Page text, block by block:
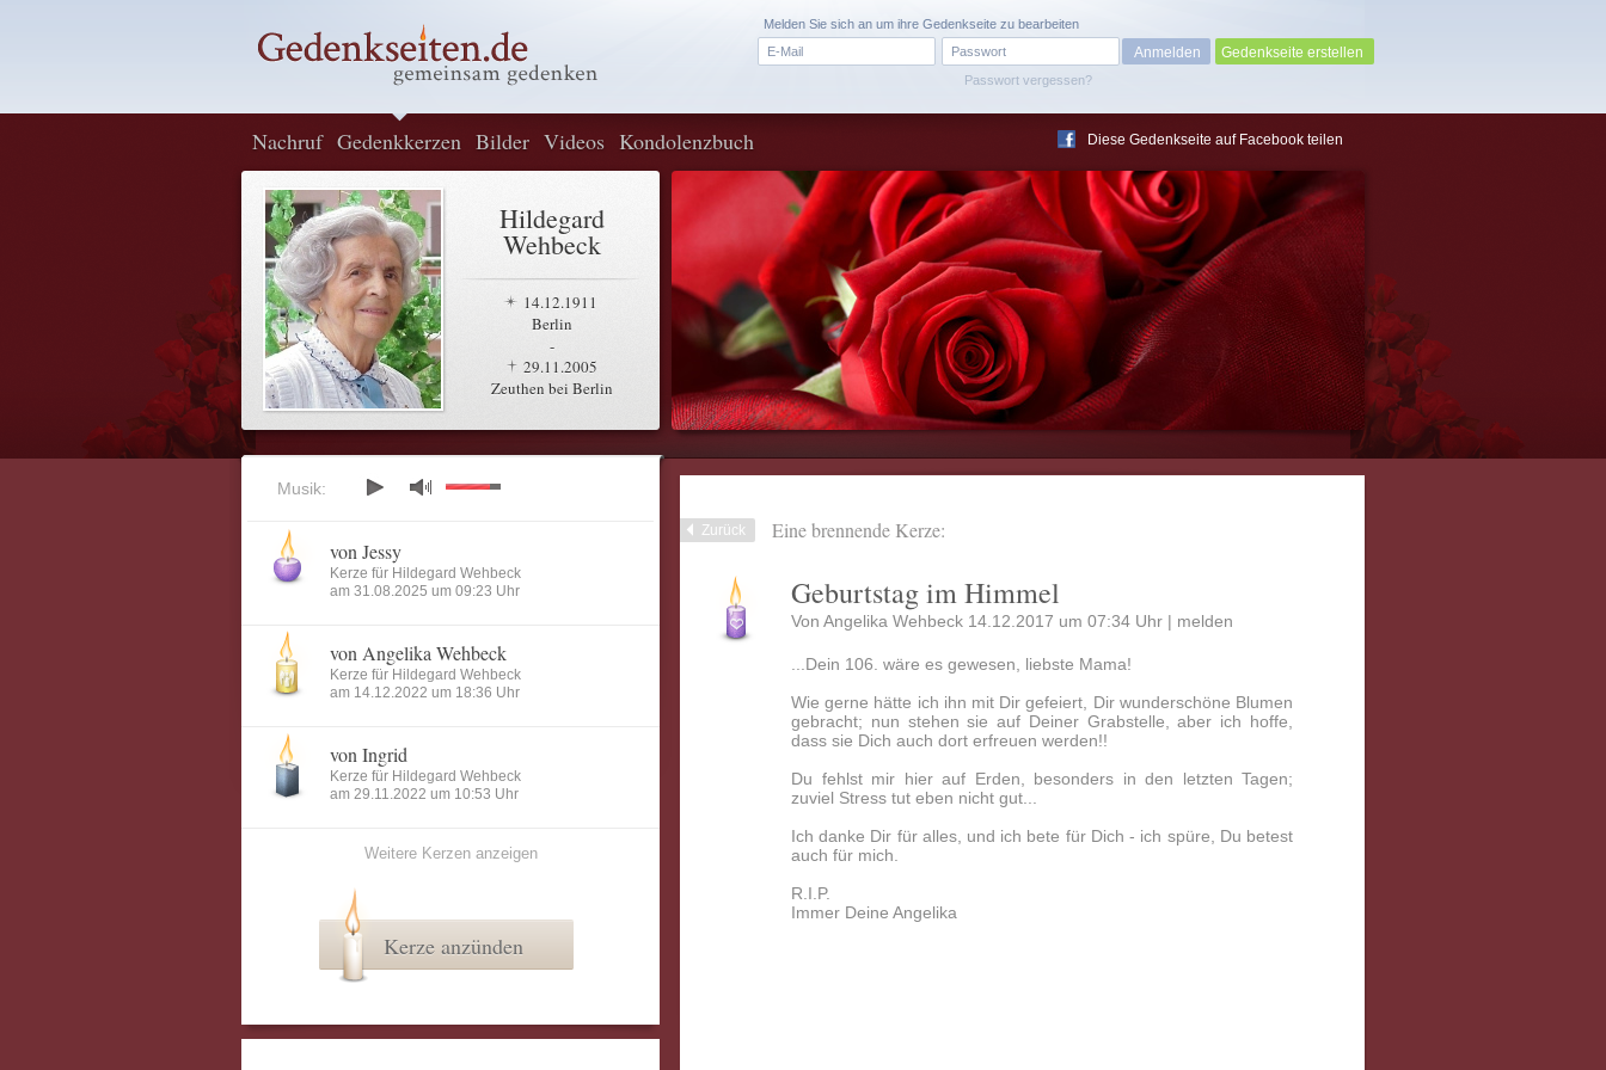
Passwort vergessen?
Melden Sie sich an um ihre Gedenkseite zu bearbeiten
Gedenkseite erstellen
Nachruf Gedenkkerzen Bilder Videos Kondolenzbuch Diese Gedenkseite auf Facebook teilen
Hildegard
Wehbeck
14.12.1911
Berlin
-
29.11.2005
Zeuthen bei Berlin
Zurück Eine brennende Kerze:
Geburtstag im Himmel
Von Angelika Wehbeck 14.12.2017 um 07:34 Uhr | melden
...Dein 106. wäre es gewesen, liebste Mama!
Wie gerne hätte ich ihn mit Dir gefeiert, Dir wunderschöne Blumen
gebracht; nun stehen sie auf Deiner Grabstelle, aber ich hoffe,
dass sie Dich auch dort erfreuen werden!!
Du fehlst mir hier auf Erden, besonders in den letzten Tagen;
zuviel Stress tut eben nicht gut...
Ich danke Dir für alles, und ich bete für Dich - ich spüre, Du betest
auch für mich.
R.I.P.
Immer Deine Angelika
Musik:
von Jessy
Kerze für Hildegard Wehbeck
am 31.08.2025 um 09:23 Uhr
von Angelika Wehbeck
Kerze für Hildegard Wehbeck
am 14.12.2022 um 18:36 Uhr
von Ingrid
Kerze für Hildegard Wehbeck
am 29.11.2022 um 10:53 Uhr
Weitere Kerzen anzeigen
Kerze anzünden